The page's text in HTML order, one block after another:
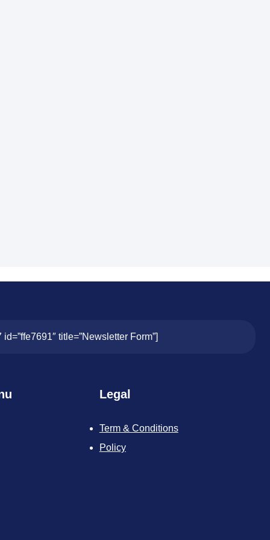
title=”Newsletter Form”]
Legal
Term & Conditions
Policy